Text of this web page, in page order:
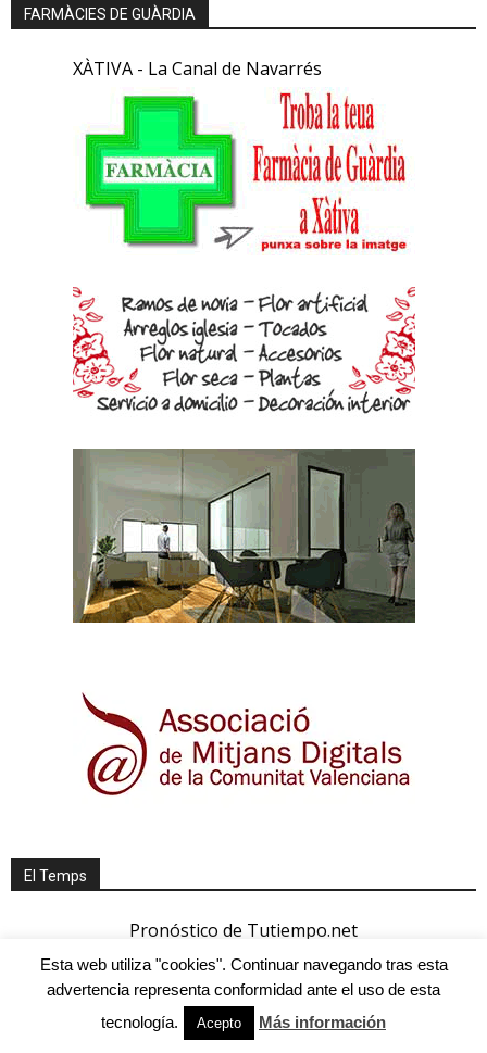
FARMÀCIES DE GUÀRDIA
XÀTIVA - La Canal de Navarrés
El Temps
Pronóstico de Tutiempo.net
Esta web utiliza "cookies". Continuar navegando tras esta
advertencia representa conformidad ante el uso de esta
tecnología.
Acepto Más información